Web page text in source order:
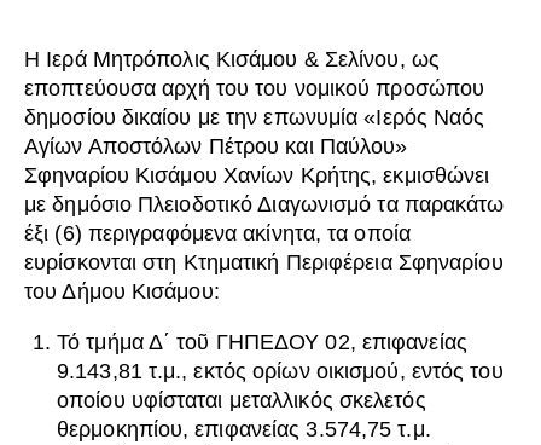
Η Ιερά Μητρόπολις Κισάμου & Σελίνου, ως
εποπτεύουσα αρχή του του νομικού προσώπου
δημοσίου δικαίου με την επωνυμία «Ιερός Ναός
Αγίων Αποστόλων Πέτρου και Παύλου»
Σφηναρίου Κισάμου Χανίων Κρήτης, εκμισθώνει
με δημόσιο Πλειοδοτικό Διαγωνισμό τα παρακάτω
έξι (6) περιγραφόμενα ακίνητα, τα οποία
ευρίσκονται στη Κτηματική Περιφέρεια Σφηναρίου
του Δήμου Κισάμου:
Τό τμήμα Δ΄ τοῦ ΓΗΠΕΔΟΥ 02, επιφανείας
9.143,81 τ.μ., εκτός ορίων οικισμού, εντός του
οποίου υφίσταται μεταλλικός σκελετός
θερμοκηπίου, επιφανείας 3.574,75 τ.μ.